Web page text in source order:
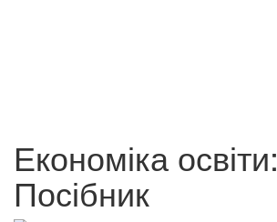
Економіка освіти:
Посібник